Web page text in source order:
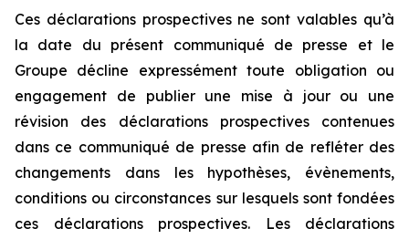
Ces déclarations prospectives ne sont valables qu’à
la date du présent communiqué de presse et le
Groupe décline expressément toute obligation ou
engagement de publier une mise à jour ou une
révision des déclarations prospectives contenues
dans ce communiqué de presse afin de refléter des
changements dans les hypothèses, évènements,
conditions ou circonstances sur lesquels sont fondées
ces déclarations prospectives. Les déclarations